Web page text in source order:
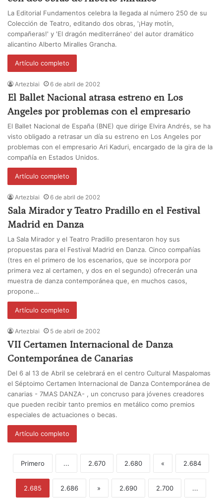
La Editorial Fundamentos celebra la llegada al número 250 de su
Colección de Teatro, editando dos obras, '¡Hay motín,
compañeras!' y 'El dragón mediterráneo' del autor dramático
alicantino Alberto Miralles Grancha.
Artículo completo
Artezblai 6 de abril de 2002
El Ballet Nacional atrasa estreno en Los
Angeles por problemas con el empresario
El Ballet Nacional de España (BNE) que dirige Elvira Andrés, se ha
visto obligado a retrasar un día su estreno en Los Angeles por
problemas con el empresario Ari Kaduri, encargado de la gira de la
compañía en Estados Unidos.
Artículo completo
Artezblai 6 de abril de 2002
Sala Mirador y Teatro Pradillo en el Festival
Madrid en Danza
La Sala Mirador y el Teatro Pradillo presentaron hoy sus
propuestas para el Festival Madrid en Danza. Cinco compañías
(tres en el primero de los escenarios, que se incorpora por
primera vez al certamen, y dos en el segundo) ofrecerán una
muestra de danza contemporánea que, en muchos casos,
propone…
Artículo completo
Artezblai 5 de abril de 2002
VII Certamen Internacional de Danza
Contemporánea de Canarias
Del 6 al 13 de Abril se celebrará en el centro Cultural Maspalomas
el Séptoimo Certamen Internacional de Danza Contemporánea de
canarias - 7MAS DANZA- , un concruso para jóvenes creadores
que pueden recibir tanto premios en metálico como premios
especiales de actuaciones o becas.
Artículo completo
Primero ... 2.670 2.680 « 2.684
2.685 2.686 » 2.690 2.700 ...